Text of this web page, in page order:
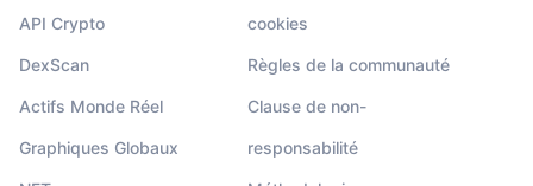
API Crypto
DexScan
Actifs Monde Réel
Graphiques Globaux
cookies
Règles de la communauté
Clause de non-
responsabilité